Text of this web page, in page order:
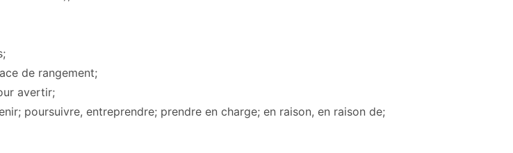
de rangement;
avertir;
poursuivre, entreprendre; prendre en charge; en raison, en raison de;